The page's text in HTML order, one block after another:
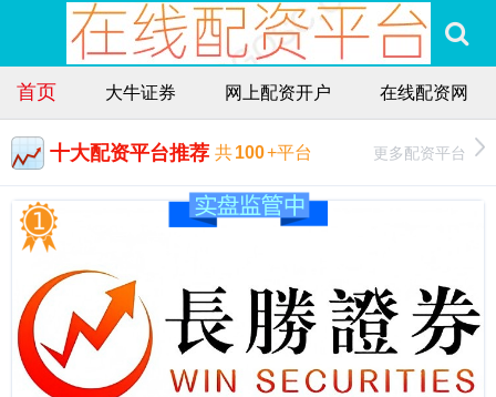
首页 大牛证券 网上配资开户 在线配资网
十大配资平台推荐 共100+平台 更多配资平台